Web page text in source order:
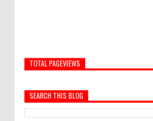
TOTAL PAGEVIEWS
SEARCH THIS BLOG